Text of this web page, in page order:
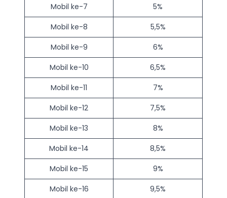
Mobil ke-7
5%
Mobil ke-8
5,5%
Mobil ke-9
6%
Mobil ke-10
6,5%
Mobil ke-11
7%
Mobil ke-12
7,5%
Mobil ke-13
8%
Mobil ke-14
8,5%
Mobil ke-15
9%
Mobil ke-16
9,5%